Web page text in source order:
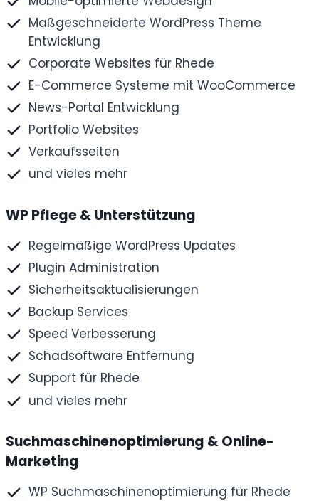
Maßgeschneiderte WordPress Theme
Entwicklung
Corporate Websites für Rhede
E-Commerce Systeme mit WooCommerce
News-Portal Entwicklung
Portfolio Websites
Verkaufsseiten
und vieles mehr
WP Pflege & Unterstützung
Regelmäßige WordPress Updates
Plugin Administration
Sicherheitsaktualisierungen
Backup Services
Speed Verbesserung
Schadsoftware Entfernung
Support für Rhede
und vieles mehr
Suchmaschinen­optimierung & Online-
Marketing
WP Suchmaschinenoptimierung für Rhede